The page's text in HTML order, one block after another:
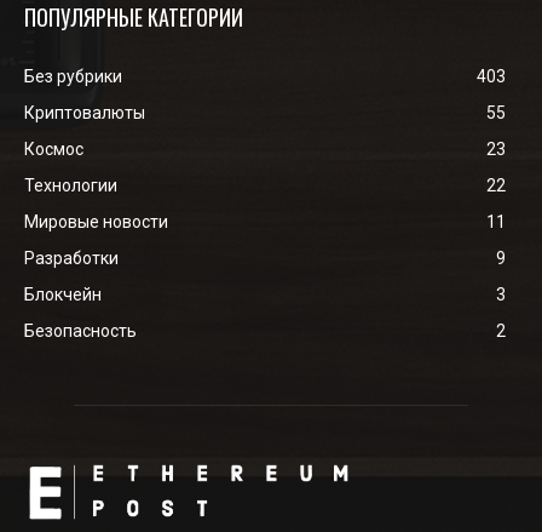
ПОПУЛЯРНЫЕ КАТЕГОРИИ
Без рубрики
403
Криптовалюты
55
Космос
23
Технологии
22
Мировые новости
11
Разработки
9
Блокчейн
3
Безопасность
2